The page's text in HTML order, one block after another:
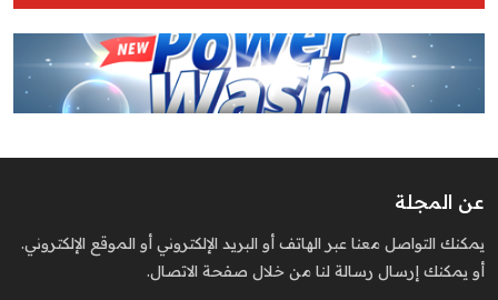
عن المجلة
يمكنك التواصل معنا عبر الهاتف أو البريد الإلكتروني أو الموقع الإلكتروني.
أو يمكنك إرسال رسالة لنا من خلال صفحة الاتصال.